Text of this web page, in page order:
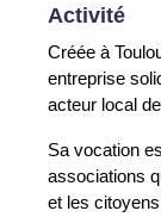
Activité
Créée à
entreprise
acteur local
Sa vocation
associations
et les